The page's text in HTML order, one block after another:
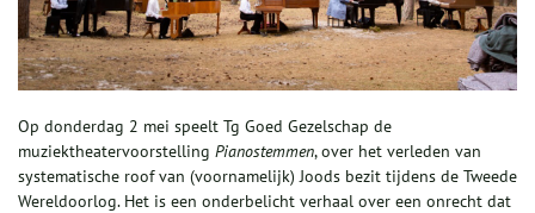
Op donderdag 2 mei speelt Tg Goed Gezelschap de
muziektheatervoorstelling Pianostemmen, over het verleden van
systematische roof van (voornamelijk) Joods bezit tijdens de Tweede
Wereldoorlog. Het is een onderbelicht verhaal over een onrecht dat